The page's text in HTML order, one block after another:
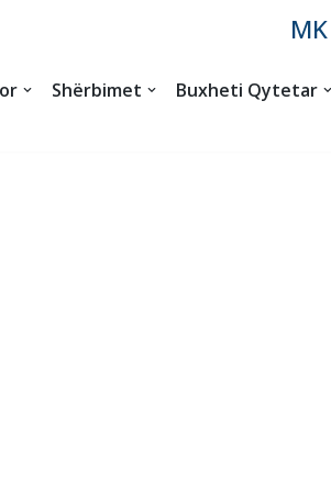
MK
Shërbimet Buxheti Qytetar